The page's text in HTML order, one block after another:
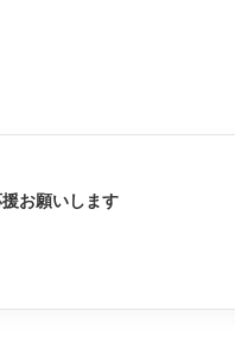
お願いします